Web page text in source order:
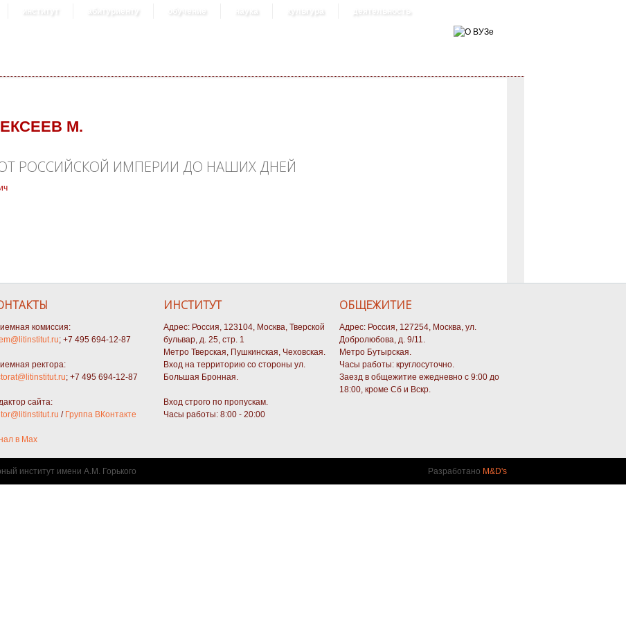
институт абитуриенту обучение наука культура деятельность
М.
РОССИЙСКОЙ ИМПЕРИИ ДО НАШИХ ДНЕЙ
комиссия:
; +7 495 694-12-87
ректора:
; +7 495 694-12-87
сайта:
/ Группа ВКонтакте
в Max
ИНСТИТУТ
Адрес: Россия, 123104, Москва, Тверской
бульвар, д. 25, стр. 1
Метро Тверская, Пушкинская, Чеховская.
Вход на территорию со стороны ул.
Большая Бронная.
Вход строго по пропускам.
Часы работы: 8:00 - 20:00
ОБЩЕЖИТИЕ
Адрес: Россия, 127254, Москва, ул.
Добролюбова, д. 9/11.
Метро Бутырская.
Часы работы: круглосуточно.
Заезд в общежитие ежедневно с 9:00 до
18:00, кроме Сб и Вскр.
институт имени А.М. Горького Разработано M&D's